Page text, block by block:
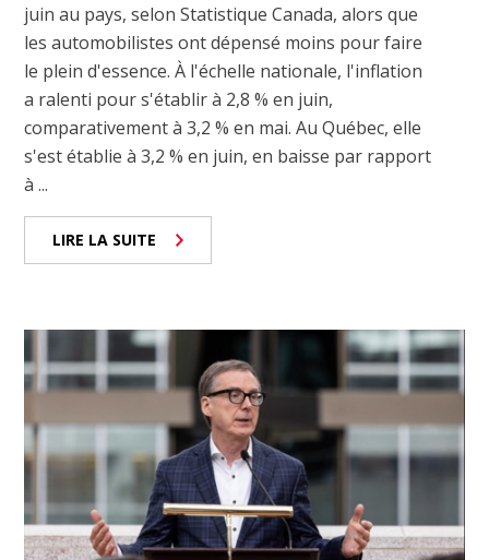
juin au pays, selon Statistique Canada, alors que
les automobilistes ont dépensé moins pour faire
le plein d'essence. À l'échelle nationale, l'inflation
a ralenti pour s'établir à 2,8 % en juin,
comparativement à 3,2 % en mai. Au Québec, elle
s'est établie à 3,2 % en juin, en baisse par rapport
à ...
LIRE LA SUITE